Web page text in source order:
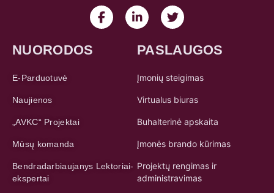
NUORODOS
E-Parduotuvė
Naujienos
„AVKC“ Projektai
Mūsų komanda
Bendradarbiaujanys Lektoriai-
ekspertai
PASLAUGOS
Įmonių steigimas
Virtualus biuras
Buhalterinė apskaita
Įmonės brando kūrimas
Projektų rengimas ir
administravimas